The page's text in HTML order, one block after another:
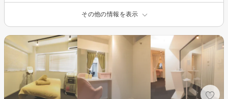
その他の情報を表示